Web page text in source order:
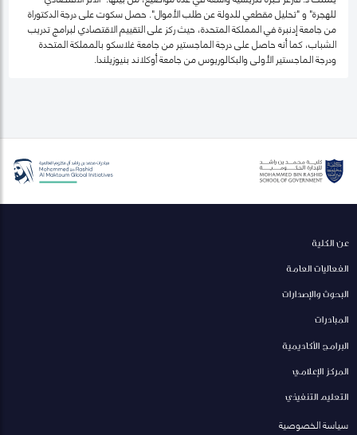
للهجرة" و "تحليل مقطعي للدولة عن طلب الأموال". حصل سكوت على درجة الدكتوراة
من جامعة إدنبرة في المملكة المتحدة، حيث ركز على التقييم الاقتصادي لبرامج تدريب
الشباب، كما أنه حاصل على درجة الماجستير من جامعة غلاسكو بالمملكة المتحدة
ودرجة الماجستير الأولى والبكالوريوس من جامعة أوكلاند بنيوزيلندا.
عن الكلية
الفعاليات العامة
البحوث والإصدارات
المبادرات
البرامج الأكاديمية
المركز الإعلامي
التعليم التنفيذي
سياسة الخصوصية